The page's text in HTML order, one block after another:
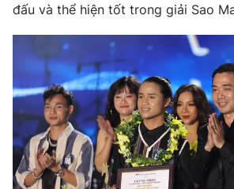
Chuyên mục khác
Emagazine Podcast
Photo
Video Shorts
đấu và thể hiện tốt trong giải Sao